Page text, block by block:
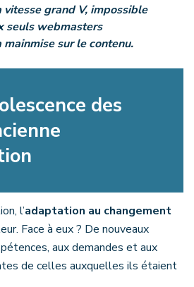
grand V, impossible
seuls webmasters
sur le contenu.
des
l’adaptation au changement
Face à eux ? De nouveaux
aux demandes et aux
de celles auxquelles ils étaient